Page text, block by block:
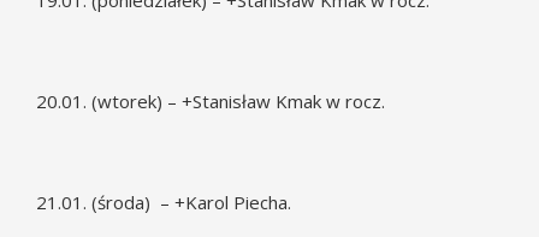
20.01. (wtorek) – +Stanisław Kmak w rocz.
21.01. (środa) – +Karol Piecha.